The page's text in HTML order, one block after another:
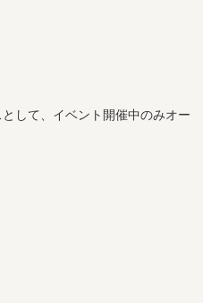
して、イベント開催中のみオー